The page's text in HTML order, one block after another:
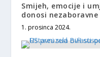
Smijeh, emocije i
donosi
1. prosinca 2024.